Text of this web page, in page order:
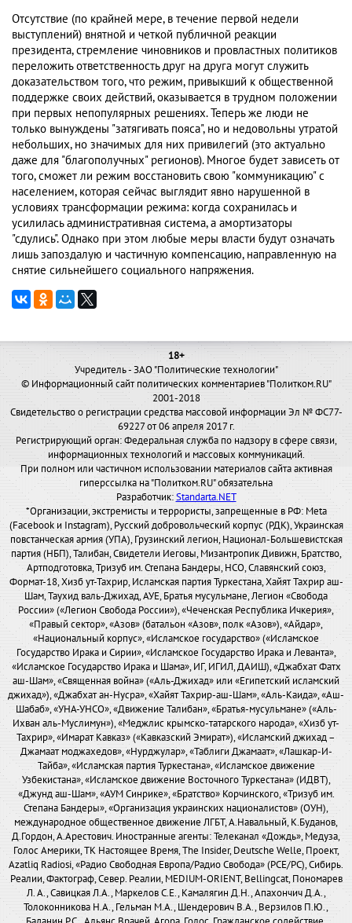
Отсутствие (по крайней мере, в течение первой недели
выступлений) внятной и четкой публичной реакции
президента, стремление чиновников и провластных политиков
переложить ответственность друг на друга могут служить
доказательством того, что режим, привыкший к общественной
поддержке своих действий, оказывается в трудном положении
при первых непопулярных решениях. Теперь же люди не
только вынуждены "затягивать пояса", но и недовольны утратой
небольших, но значимых для них привилегий (это актуально
даже для "благополучных" регионов). Многое будет зависеть от
того, сможет ли режим восстановить свою "коммуникацию" с
населением, которая сейчас выглядит явно нарушенной в
условиях трансформации режима: когда сохранилась и
усилилась административная система, а амортизаторы
"сдулись". Однако при этом любые меры власти будут означать
лишь запоздалую и частичную компенсацию, направленную на
снятие сильнейшего социального напряжения.
18+
Учредитель - ЗАО "Политические технологии"
© Информационный сайт политических комментариев "Политком.RU"
2001-2018
Свидетельство о регистрации средства массовой информации Эл № ФС77-
69227 от 06 апреля 2017 г.
Регистрирующий орган: Федеральная служба по надзору в сфере связи,
информационных технологий и массовых коммуникаций.
При полном или частичном использовании материалов сайта активная
гиперссылка на "Политком.RU" обязательна
Разработчик:Standarta.NET
*Организации, экстремисты и террористы, запрещенные в РФ: Meta
(Facebook и Instagram), Русский добровольческий корпус (РДК), Украинская
повстанческая армия (УПА), Грузинский легион, Национал-Большевистская
партия (НБП), Талибан, Свидетели Иеговы, Мизантропик Дивижн, Братство,
Артподготовка, Тризуб им. Степана Бандеры, НСО, Славянский союз,
Формат-18, Хизб ут-Тахрир, Исламская партия Туркестана, Хайят Тахрир аш-
Шам, Таухид валь-Джихад, АУЕ, Братья мусульмане, Легион «Свобода
России» («Легион Свобода России»), «Чеченская Республика Ичкерия»,
«Правый сектор», «Азов» (батальон «Азов», полк «Азов»), «Айдар»,
«Национальный корпус», «Исламское государство» («Исламское
Государство Ирака и Сирии», «Исламское Государство Ирака и Леванта»,
«Исламское Государство Ирака и Шама», ИГ, ИГИЛ, ДАИШ), «Джабхат Фатх
аш-Шам», «Священная война» («Аль-Джихад» или «Египетский исламский
джихад»), «Джабхат ан-Нусра», «Хайят Тахрир-аш-Шам», «Аль-Каида», «Аш-
Шабаб», «УНА-УНСО», «Движение Талибан», «Братья-мусульмане» («Аль-
Ихван аль-Муслимун»), «Меджлис крымско-татарского народа», «Хизб ут-
Тахрир», «Имарат Кавказ» («Кавказский Эмират»), «Исламский джихад –
Джамаат моджахедов», «Нурджулар», «Таблиги Джамаат», «Лашкар-И-
Тайба», «Исламская партия Туркестана», «Исламское движение
Узбекистана», «Исламское движение Восточного Туркестана» (ИДВТ),
«Джунд аш-Шам», «АУМ Синрике», «Братство» Корчинского, «Тризуб им.
Степана Бандеры», «Организация украинских националистов» (ОУН),
международное общественное движение ЛГБТ, А.Навальный, К.Буданов,
Д.Гордон, А.Арестович. Иностранные агенты: Телеканал «Дождь», Медуза,
Голос Америки, ТК Настоящее Время, The Insider, Deutsche Welle, Проект,
Azatliq Radiosi, «Радио Свободная Европа/Радио Свобода» (PCE/PC), Сибирь.
Реалии, Фактограф, Север. Реалии, MEDIUM-ORIENT, Bellingcat, Пономарев
Л. А., Савицкая Л.А., Маркелов С.Е., Камалягин Д.Н., Апахончич Д.А.,
Толоконникова Н.А., Гельман М.А., Шендерович В.А., Верзилов П.Ю.,